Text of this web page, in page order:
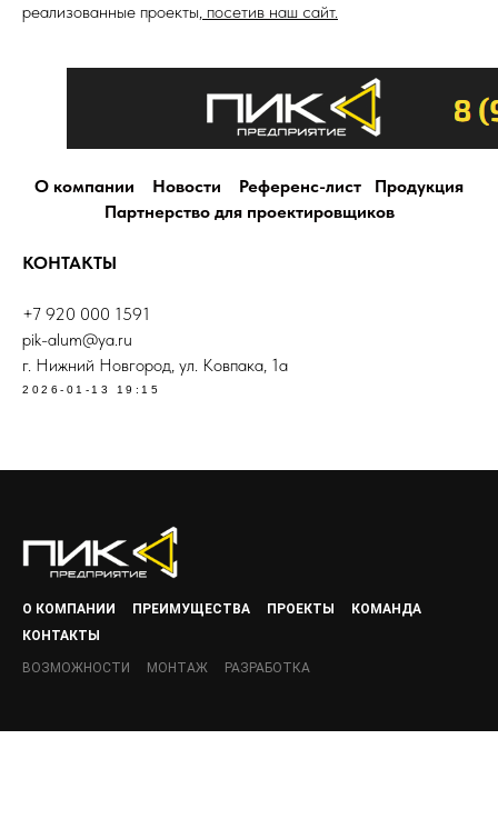
реализованные проекты, посетив наш сайт.
О компании Новости Референс-лист
Продукция
Партнерство для проектировщиков
КОНТАКТЫ
+7 920 000 1591
pik-alum@ya.ru
г. Нижний Новгород, ул. Ковпака, 1а
2026-01-13 19:15
О КОМПАНИИ ПРЕИМУЩЕСТВА ПРОЕКТЫ
КОМАНДА
КОНТАКТЫ
ВОЗМОЖНОСТИ МОНТАЖ РАЗРАБОТКА